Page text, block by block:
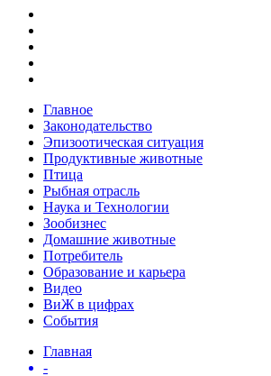
Главное
Законодательство
Эпизоотическая ситуация
Продуктивные животные
Птица
Рыбная отрасль
Наука и Технологии
Зообизнес
Домашние животные
Потребитель
Образование и карьера
Видео
ВиЖ в цифрах
События
Главная
-